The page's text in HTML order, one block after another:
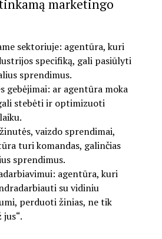
marketingo
sektoriuje: agentūra, kuri
specifiką, gali pasiūlyti
sprendimus.
gebėjimai: ar agentūra moka
stebėti ir optimizuoti
vaizdo sprendimai,
turi komandas, galinčias
sprendimus.
agentūra, kuri
su vidiniu
perduoti žinias, ne tik
jus“.